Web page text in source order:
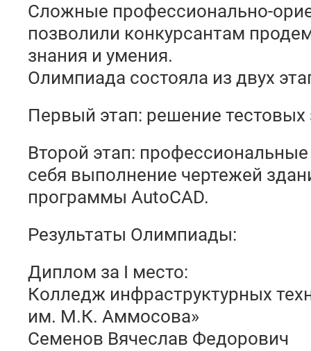
Сложные профессионально-
позволили конкурсантам
знания и умения.
Олимпиада состояла из двух
Первый этап: решение тестовых
Второй этап:
себя выполнение чертежей
программы AutoCAD.
Результаты Олимпиады:
Диплом за I место:
Колледж инфраструктурных
им. М.К. Аммосова»
Семенов Вячеслав Федорович